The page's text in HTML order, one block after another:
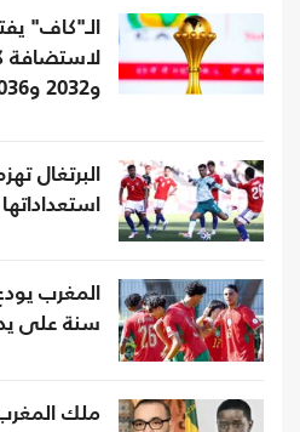
الـ"كاف"
و2032 و2036
البرتغال
استعداداتها
سنة على
ملك